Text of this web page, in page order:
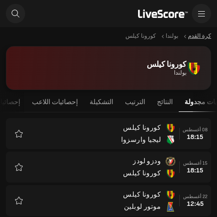
كرة القدم بولندا كورونا كيلس
كورونا كيلس
بولندا
مجدولة النتائج الترتيب التشكيلة إحصائيات اللاعب
08 أغسطس
18:15
كورونا كيلس
ليجيا وارسزوا
15 أغسطس
18:15
ودزو لودز
كورونا كيلس
22 أغسطس
12:45
كورونا كيلس
موتور لوبلين